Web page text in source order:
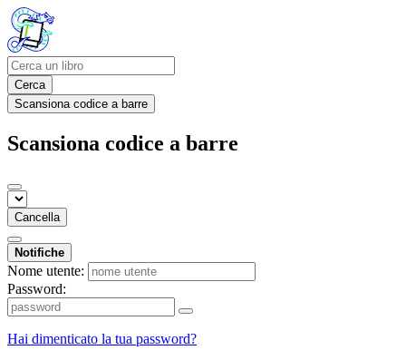
Cerca
Scansiona codice a barre
Scansiona codice a barre
Cancella
Notifiche
Nome utente:
Password:
Hai dimenticato la tua password?